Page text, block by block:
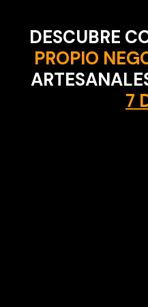
DESCUBRE
PROPIO
7